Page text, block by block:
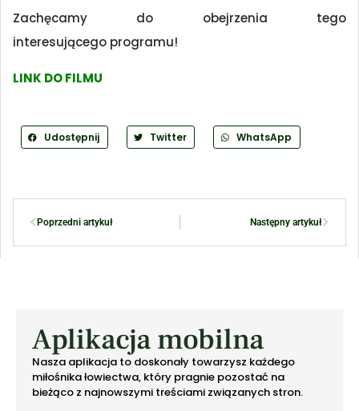
Zachęcamy do obejrzenia tego
interesującego programu!
LINK DO FILMU
Udostępnij Twitter WhatsApp
Poprzedni artykuł Następny artykuł
Aplikacja mobilna
Nasza aplikacja to doskonały towarzysz każdego
miłośnika łowiectwa, który pragnie pozostać na
bieżąco z najnowszymi treściami związanych stron.